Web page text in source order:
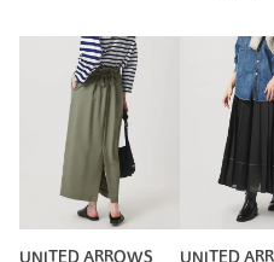
性別：女性
40代後半
身長： 162cm
普段の着用サイズ：
2人が参考になったと回答
参考になった
UNITED ARROWS
UNITED